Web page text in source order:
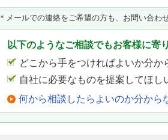
＊メールでの連絡をご希望の方も、お問い合わ
以下のようなご相談でもお客様に寄
どこから手をつければよいか分か
自社に必要なものを提案してほし
何から相談したらよいのか分から